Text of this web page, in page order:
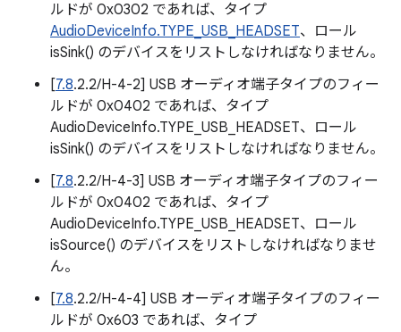
ルドが 0x0302 であれば、タイプ
AudioDeviceInfo.TYPE_USB_HEADSET、ロール
isSink() のデバイスをリストしなければなりません。
[7.8.2.2/H-4-2] USB オーディオ端子タイプのフィー
ルドが 0x0402 であれば、タイプ
AudioDeviceInfo.TYPE_USB_HEADSET、ロール
isSink() のデバイスをリストしなければなりません。
[7.8.2.2/H-4-3] USB オーディオ端子タイプのフィー
ルドが 0x0402 であれば、タイプ
AudioDeviceInfo.TYPE_USB_HEADSET、ロール
isSource() のデバイスをリストしなければなりませ
ん。
[7.8.2.2/H-4-4] USB オーディオ端子タイプのフィー
ルドが 0x603 であれば、タイプ